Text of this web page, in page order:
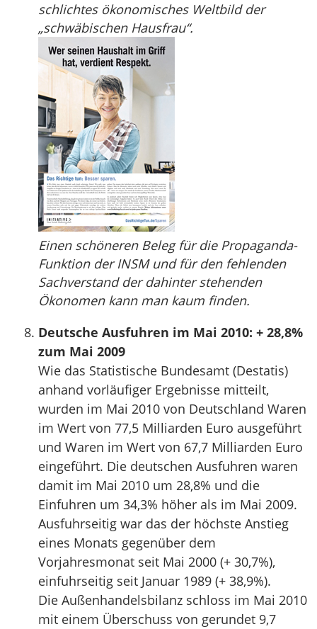
schlichtes ökonomisches Weltbild der
„schwäbischen Hausfrau“.
Einen schöneren Beleg für die Propaganda-
Funktion der INSM und für den fehlenden
Sachverstand der dahinter stehenden
Ökonomen kann man kaum finden.
Deutsche Ausfuhren im Mai 2010: + 28,8%
zum Mai 2009
Wie das Statistische Bundesamt (Destatis)
anhand vorläufiger Ergebnisse mitteilt,
wurden im Mai 2010 von Deutschland Waren
im Wert von 77,5 Milliarden Euro ausgeführt
und Waren im Wert von 67,7 Milliarden Euro
eingeführt. Die deutschen Ausfuhren waren
damit im Mai 2010 um 28,8% und die
Einfuhren um 34,3% höher als im Mai 2009.
Ausfuhrseitig war das der höchste Anstieg
eines Monats gegenüber dem
Vorjahresmonat seit Mai 2000 (+ 30,7%),
einfuhrseitig seit Januar 1989 (+ 38,9%).
Die Außenhandelsbilanz schloss im Mai 2010
mit einem Überschuss von gerundet 9,7